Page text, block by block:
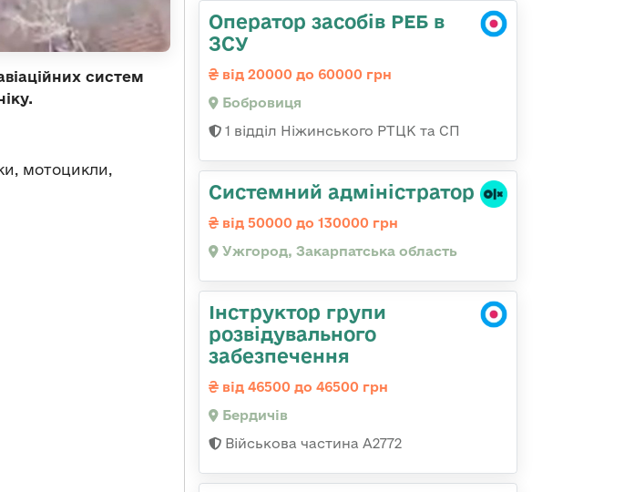
систем
мотоцикли,
Оператор засобів РЕБ в
ЗСУ
від 20000 до 60000 грн
Бобровиця
1 відділ Ніжинського РТЦК та СП
Системний адміністратор
від 50000 до 130000 грн
Ужгород, Закарпатська область
Інструктор групи
розвідувального
забезпечення
від 46500 до 46500 грн
Бердичів
Військова частина А2772